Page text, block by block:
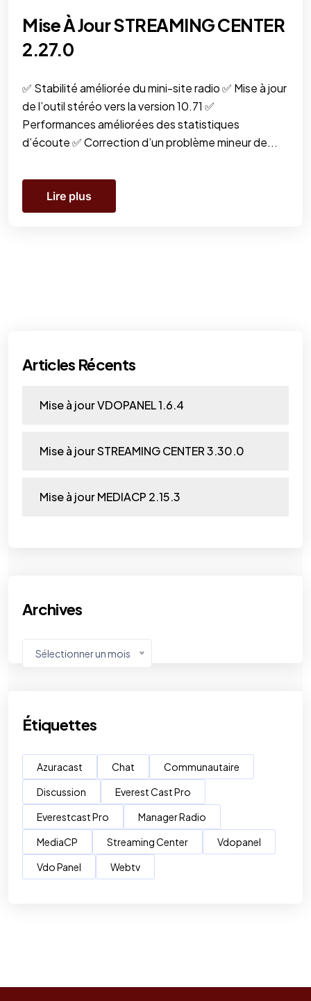
Mise À Jour STREAMING CENTER
2.27.0
✅ Stabilité améliorée du mini-site radio ✅ Mise à jour
de l’outil stéréo vers la version 10.71 ✅
Performances améliorées des statistiques
d’écoute ✅ Correction d’un problème mineur de...
Lire plus
Articles Récents
Mise à jour VDOPANEL 1.6.4
Mise à jour STREAMING CENTER 3.30.0
Mise à jour MEDIACP 2.15.3
Archives
Sélectionner un mois
Étiquettes
Azuracast Chat
Communautaire
Discussion
Everest Cast Pro
Everestcast Pro
Manager Radio
MediaCP
Streaming Center
Vdopanel
Vdo Panel
Webtv